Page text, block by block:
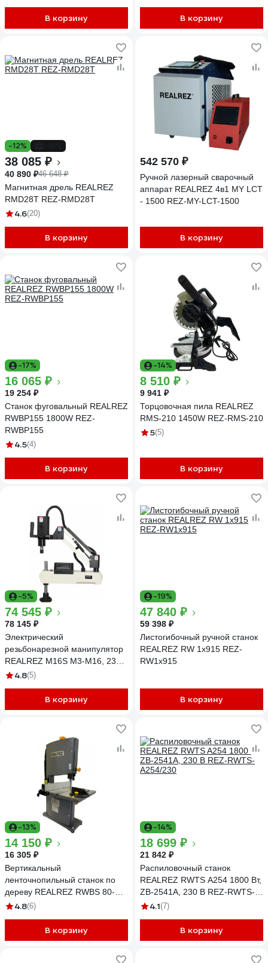
В корзину В корзину
-12%
38 085 ₽
40 890 ₽46 648 ₽
Магнитная дрель REALREZ
RMD28T REZ-RMD28T
4.6(20)
В корзину
542 570 ₽
Ручной лазерный сварочный
аппарат REALREZ 4в1 MY LCT
- 1500 REZ-MY-LCT-1500
В корзину
-17%
16 065 ₽
19 254 ₽
Станок фуговальный REALREZ
RWBP155 1800W REZ-
RWBP155
4.5(4)
В корзину
-14%
8 510 ₽
9 941 ₽
Торцовочная пила REALREZ
RMS-210 1450W REZ-RMS-210
5(5)
В корзину
-5%
74 545 ₽
78 145 ₽
Электрический
резьбонарезной манипулятор
REALREZ M16S M3-M16, 230
В REZ-M16S(230V)
4.8(5)
В корзину
-19%
47 840 ₽
59 398 ₽
Листогибочный ручной станок
REALREZ RW 1x915 REZ-
RW1x915
В корзину
-13%
14 150 ₽
16 305 ₽
Вертикальный
ленточнопильный станок по
дереву REALREZ RWBS 80-
350 Вт, 230 В REZ-
4.8(6)
В корзину
-14%
18 699 ₽
21 842 ₽
Распиловочный станок
REALREZ RWTS A254 1800 Вт,
ZB-2541A, 230 В REZ-RWTS-
A254/230
4.1(7)
В корзину